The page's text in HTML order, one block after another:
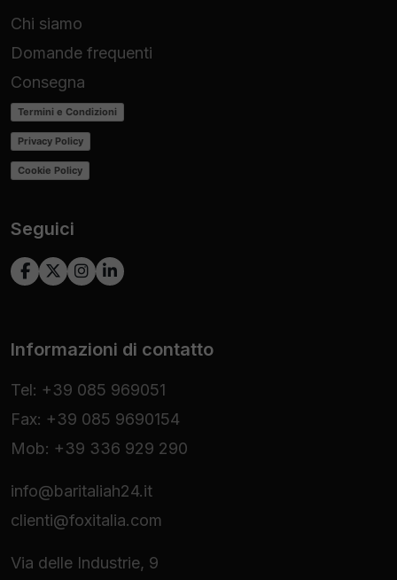
Chi siamo
Domande frequenti
Consegna
Termini e Condizioni
Privacy Policy
Cookie Policy
Seguici
Informazioni di contatto
Tel: +39 085 969051
Fax: +39 085 9690154
Mob: +39 336 929 290
info@baritaliah24.it
clienti@foxitalia.com
Via delle Industrie, 9